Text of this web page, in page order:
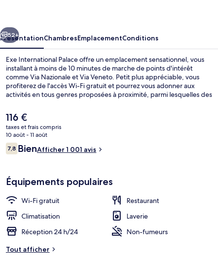
Suivant
52+
PrésentationChambresEmplacementConditions
Exe International Palace offre un emplacement sensationnel, vous
installant à moins de 10 minutes de marche de points d'intérêt
comme Via Nazionale et Via Veneto. Petit plus appréciable, vous
profiterez de l'accès Wi-Fi gratuit et pourrez vous adonner aux
activités en tous genres proposées à proximité, parmi lesquelles des
d'Espagne (Piazza di Spagna) se trouvent par ailleurs à moins de 15
minutes à pied. Les autres voyageurs ne tarissent pas d'éloges en ce
qui concerne le personnel attentionné et l'emplacement. Les
transports publics se situent à une courte distance à pied : Station
de métro Repubblica est à 6 min et Station de métro Barberini, à 8
min.
Le
prix
actuel
est
de
116 €
taxes et frais compris
10 août - 11 août
Avis
voyageurs
7,87,8 sur 10
BienAfficher 1 001 avis
Équipements populaires
Wi-Fi gratuit
Restaurant
Climatisation
Laverie
Réception 24 h/24
Non-fumeurs
Tout afficher